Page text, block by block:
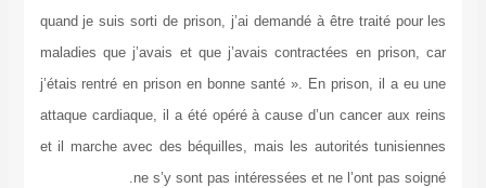
quand je suis sorti de prison, j’ai demandé à être traité pour les
maladies que j’avais et que j’avais contractées en prison, car
j’étais rentré en prison en bonne santé ». En prison, il a eu une
attaque cardiaque, il a été opéré à cause d’un cancer aux reins
et il marche avec des béquilles, mais les autorités tunisiennes
ne s’y sont pas intéressées et ne l’ont pas soigné.